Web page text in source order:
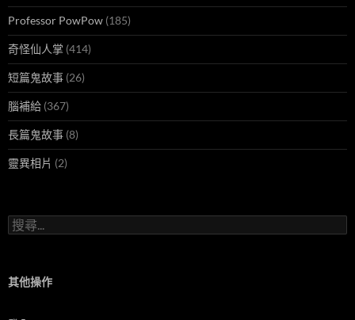
Professor PowPow (185)
奇怪仙人掌 (414)
短篇鬼故事 (26)
腦補給 (367)
長篇鬼故事 (8)
靈異相片 (2)
搜
尋
字:
其他操作